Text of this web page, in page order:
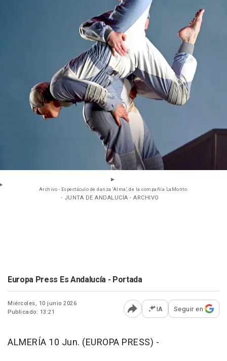
Archivo - Espectáculo de danza 'Alma', de la compañía LaMonto.
- JUNTA DE ANDALUCÍA - ARCHIVO
Europa Press Es Andalucía - Portada
Miércoles, 10 junio 2026
Publicado: 13:21
Abrir opciones para
IA Seguir en
ALMERÍA 10 Jun. (EUROPA PRESS) -